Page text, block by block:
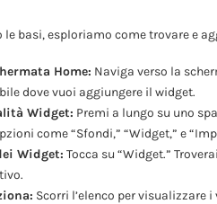
le basi, esploriamo come trovare e
Home: Naviga verso la
dove vuoi aggiungere il widget.
Widget: Premi a lungo su uno
come “Sfondi,” “Widget,” e
Widget: Tocca su “Widget.”
Scorri l’elenco per visualizzare